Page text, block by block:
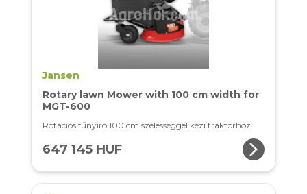
Jansen
Rotary lawn Mower with 100 cm width for
MGT-600
Rotációs fűnyíró 100 cm szélességgel kézi traktorhoz
647 145 HUF arrow_forward_ios